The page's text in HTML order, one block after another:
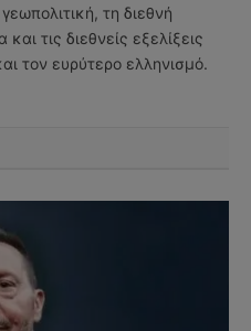
τη διεθνή
τις διεθνείς εξελίξεις
τον ευρύτερο ελληνισμό.